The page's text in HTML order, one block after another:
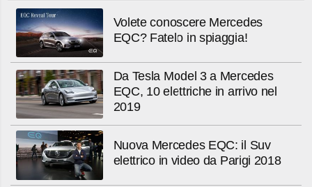
Volete conoscere Mercedes
EQC? Fatelo in spiaggia!
Da Tesla Model 3 a Mercedes
EQC, 10 elettriche in arrivo nel
2019
Nuova Mercedes EQC: il Suv
elettrico in video da Parigi 2018